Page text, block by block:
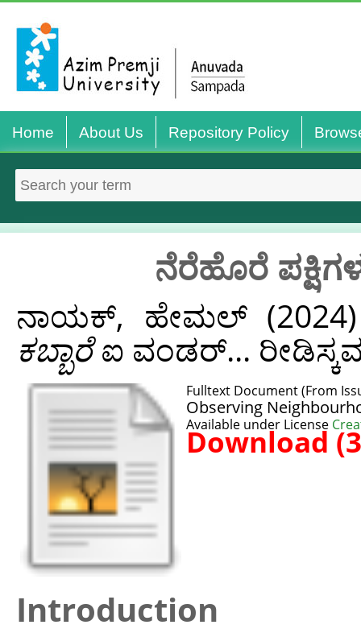
Home About Us Repository Policy
ನೆರೆಹೊರೆ
ನಾಯಕ್‌, ಹೇಮಲ್‌
ಕಬ್ಬಾರೆಐ ವಂಡರ್...‌
Fulltext Document (From
Observing
Available under License
Download
Introduction